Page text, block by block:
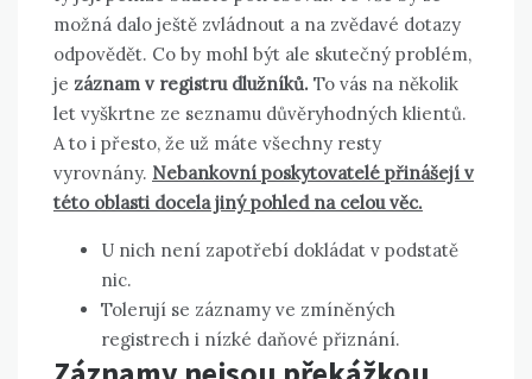
možná dalo ještě zvládnout a na zvědavé dotazy
odpovědět. Co by mohl být ale skutečný problém,
je záznam v registru dlužníků. To vás na několik
let vyškrtne ze seznamu důvěryhodných klientů.
A to i přesto, že už máte všechny resty
vyrovnány. Nebankovní poskytovatelé přinášejí v
této oblasti docela jiný pohled na celou věc.
U nich není zapotřebí dokládat v podstatě
nic.
Tolerují se záznamy ve zmíněných
registrech i nízké daňové přiznání.